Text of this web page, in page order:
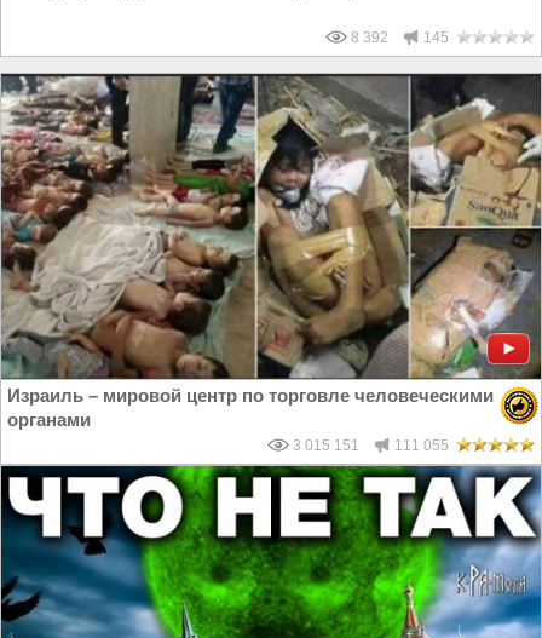
8 392 145
Израиль – мировой центр по торговле человеческими
органами
3 015 151 111 055